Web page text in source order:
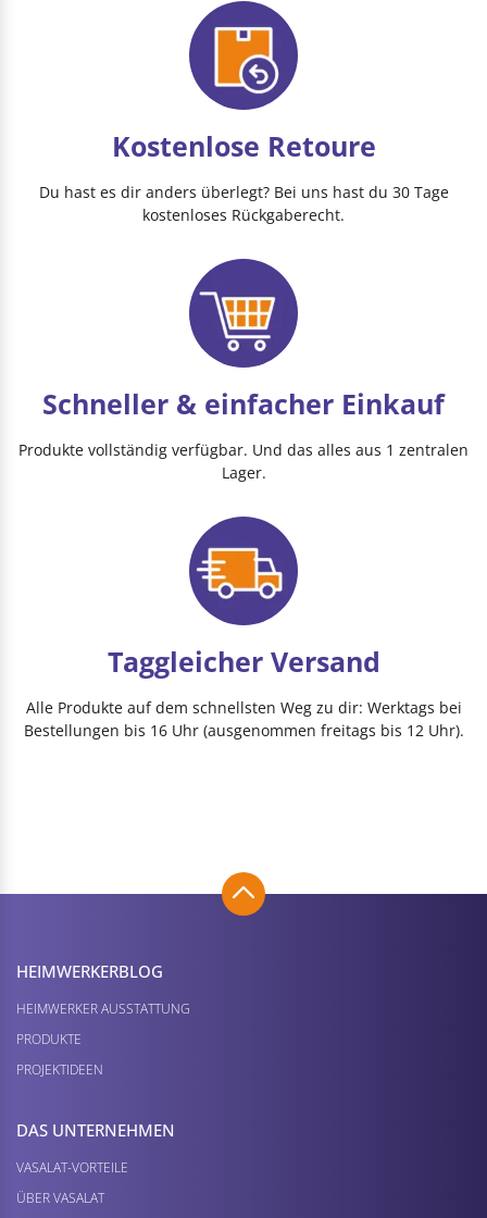
Kostenlose Retoure
Du hast es dir anders überlegt? Bei uns hast du 30 Tage
kostenloses Rückgaberecht.
Schneller & einfacher Einkauf
Produkte vollständig verfügbar. Und das alles aus 1 zentralen
Lager.
Taggleicher Versand
Alle Produkte auf dem schnellsten Weg zu dir: Werktags bei
Bestellungen bis 16 Uhr (ausgenommen freitags bis 12 Uhr).
HEIMWERKER­BLOG
HEIMWERKER AUSSTATTUNG
PRODUKTE
PROJEKTIDEEN
DAS UNTERNEHMEN
VASALAT-VORTEILE
ÜBER VASALAT